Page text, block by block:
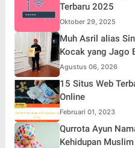
Terbaru 2025
Oktober 29, 2025
Muh Asril alias
Kocak yang Jago
Jadi Hiburan
Agustus 06, 2026
15 Situs Web
Online
Februari 01, 2023
Qurrota Ayun
Kehidupan